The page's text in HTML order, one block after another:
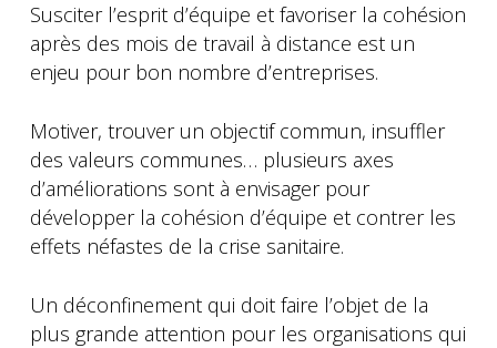
Susciter l’esprit d’équipe et favoriser la cohésion
après des mois de travail à distance est un
enjeu pour bon nombre d’entreprises.
Motiver, trouver un objectif commun, insuffler
des valeurs communes… plusieurs axes
d’améliorations sont à envisager pour
développer la cohésion d’équipe et contrer les
effets néfastes de la crise sanitaire.
Un déconfinement qui doit faire l’objet de la
plus grande attention pour les organisations qui